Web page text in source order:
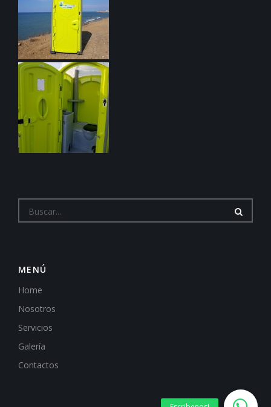
MENÚ
Home
Nosotros
Servicios
Galería
Contactos